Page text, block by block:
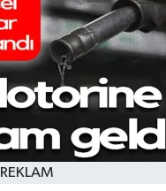
REKLAM